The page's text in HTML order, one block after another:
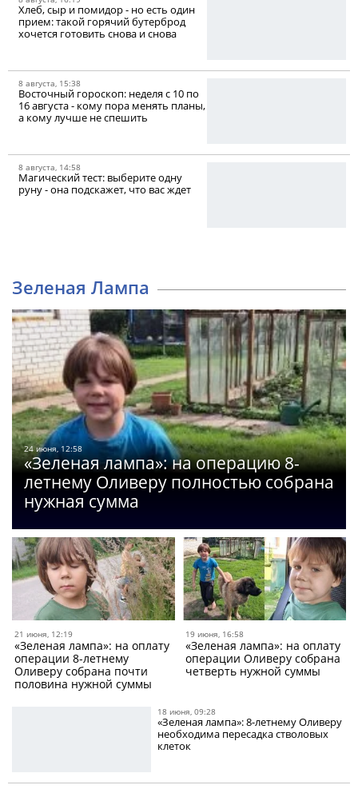
Хлеб, сыр и помидор - но есть один
прием: такой горячий бутерброд
хочется готовить снова и снова
8 августа, 15:38
Восточный гороскоп: неделя с 10 по
16 августа - кому пора менять планы,
а кому лучше не спешить
8 августа, 14:58
Магический тест: выберите одну
руну - она подскажет, что вас ждет
Зеленая Лампа
24 июня, 12:58
«Зеленая лампа»: на операцию 8-
летнему Оливеру полностью собрана
нужная сумма
21 июня, 12:19
«Зеленая лампа»: на оплату
операции 8-летнему
Оливеру собрана почти
половина нужной суммы
19 июня, 16:58
«Зеленая лампа»: на оплату
операции Оливеру собрана
четверть нужной суммы
18 июня, 09:28
«Зеленая лампа»: 8-летнему Оливеру
необходима пересадка стволовых
клеток